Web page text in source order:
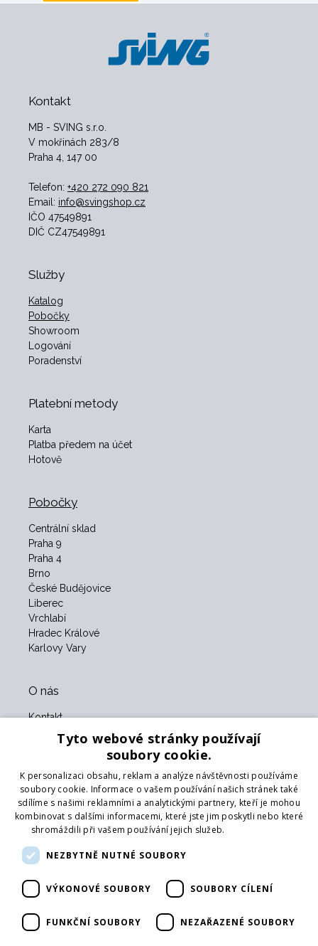
Kontakt
MB - SVING s.r.o.
V mokřinách 283/8
Praha 4, 147 00
Telefon: +420 272 090 821
Email: info@svingshop.cz
IČO 47549891
DIČ CZ47549891
Služby
Katalog
Pobočky
Showroom
Logování
Poradenství
Platební metody
Karta
Platba předem na účet
Hotově
Pobočky
Centrální sklad
Praha 9
Praha 4
Brno
České Budějovice
Liberec
Vrchlabí
Hradec Králové
Karlovy Vary
O nás
Kontakt
Obchodní podmínky
Naši partneři
Formulář pro vrácení zboží
Vrácení zboží
Doprava
Sledujte nás
Přihlásit mailing
Tyto webové stránky používají
soubory cookie.
K personalizaci obsahu, reklam a analýze návštěvnosti používáme
soubory cookie. Informace o vašem používání našich stránek také
sdílíme s našimi reklamními a analytickými partnery, kteří je mohou
kombinovat s dalšími informacemi, které jste jim poskytli nebo které
shromáždili při vašem používání jejich služeb.
NEZBYTNĚ NUTNÉ SOUBORY
VÝKONOVÉ SOUBORY SOUBORY CÍLENÍ
FUNKČNÍ SOUBORY NEZAŘAZENÉ SOUBORY